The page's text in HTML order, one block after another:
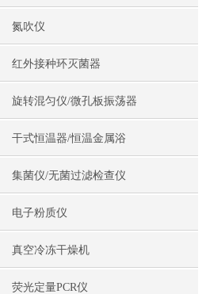
氮吹仪
红外接种环灭菌器
旋转混匀仪/微孔板振荡器
干式恒温器/恒温金属浴
集菌仪/无菌过滤检查仪
电子粉质仪
真空冷冻干燥机
荧光定量PCR仪